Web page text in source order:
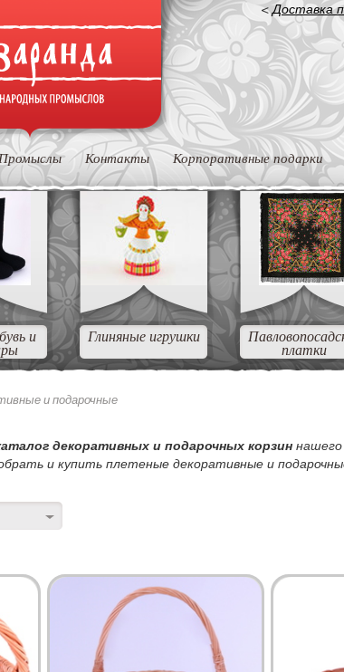
<Доставка
Контакты Корпоративные подарки
и Глиняные игрушки
платки
и подарочные
декоративных и подарочных корзин
и купить плетеные декоративные и